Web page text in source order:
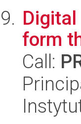
form
Call: